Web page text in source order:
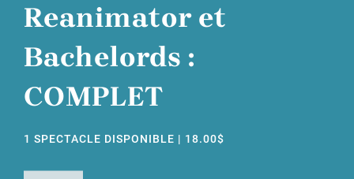
Reanimator et
Bachelords :
COMPLET
1 SPECTACLE DISPONIBLE | 18.00$